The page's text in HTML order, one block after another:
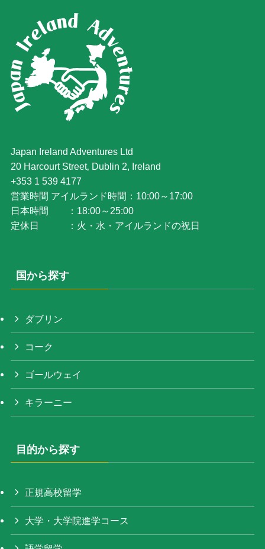
Japan Ireland Adventures Ltd
20 Harcourt Street‚ Dublin 2, Ireland
+353 1 539 4177
営業時間 アイルランド時間：10:00～17:00
日本時間 ：18:00～25:00
定休日 ：火・水・アイルランドの祝日
国から探す
ダブリン
コーク
ゴールウェイ
キラーニー
目的から探す
正規高校留学
大学・大学院進学コース